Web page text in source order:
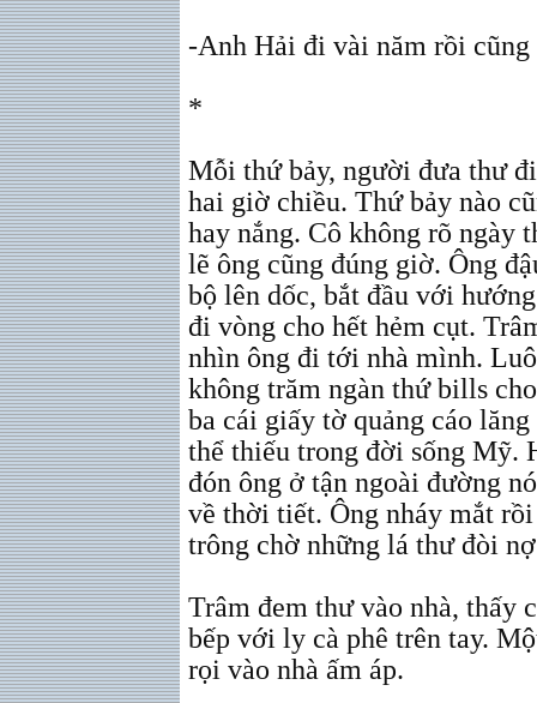
-Anh Hải đi vài năm rồi cũng
*
Mỗi thứ bảy, người đưa thư
hai giờ chiều. Thứ bảy nào
hay nắng. Cô không rõ ngày
lẽ ông cũng đúng giờ. Ông
bộ lên dốc, bắt đầu với
đi vòng cho hết hẻm cụt.
nhìn ông đi tới nhà mình.
không trăm ngàn thứ bills
ba cái giấy tờ quảng cáo
thể thiếu trong đời sống Mỹ.
đón ông ở tận ngoài đường
về thời tiết. Ông nháy mắt
trông chờ những lá thư đòi
Trâm đem thư vào nhà, thấy
bếp với ly cà phê trên tay.
rọi vào nhà ấm áp.